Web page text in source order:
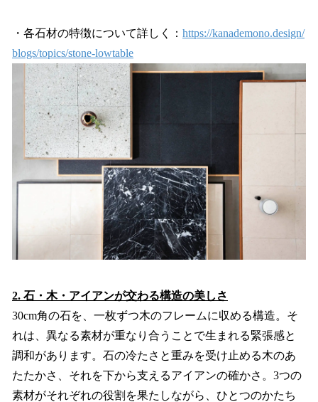
・各石材の特徴について詳しく： https://kanademono.design/
blogs/topics/stone-lowtable
2. 石・木・アイアンが交わる構造の美しさ
30cm角の石を、一枚ずつ木のフレームに収める構造。そ
れは、異なる素材が重なり合うことで生まれる緊張感と
調和があります。石の冷たさと重みを受け止める木のあ
たたかさ、それを下から支えるアイアンの確かさ。3つの
素材がそれぞれの役割を果たしながら、ひとつのかたち